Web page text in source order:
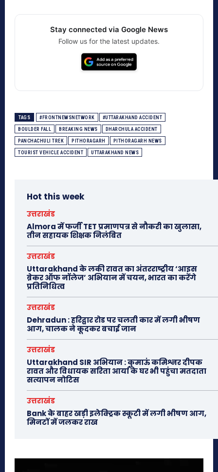
Stay connected via Google News
Follow us for the latest updates.
TAGS #FRONTNEWSNETWORK #UTTARAKHAND ACCIDENT
BOULDER FALL BREAKING NEWS DHARCHULA ACCIDENT
PANCHACHULI TREK PITHORAGARH PITHORAGARH NEWS
TOURIST VEHICLE ACCIDENT UTTARAKHAND NEWS
Hot this week
उत्तराखंड
Almora में फर्जी TET प्रमाणपत्र से नौकरी का खुलासा,
तीन सहायक शिक्षक निलंबित
उत्तराखंड
Uttarakhand के लकी रावत का अंतरराष्ट्रीय ‘आइस
ब्रेकर ऑफ नॉलेज’ अभियान में चयन, भारत का करेंगे
प्रतिनिधित्व
उत्तराखंड
Dehradun : हरिद्वार रोड पर चलती कार में लगी भीषण
आग, चालक ने कूदकर बचाई जान
उत्तराखंड
Uttarakhand SIR अभियान : कुमाऊं कमिश्नर दीपक
रावत और विधायक सरिता आर्या के घर भी पहुंचा मतदाता
सत्यापन नोटिस
उत्तराखंड
Bank के बाहर खड़ी इलेक्ट्रिक स्कूटी में लगी भीषण आग,
मिनटों में जलकर राख